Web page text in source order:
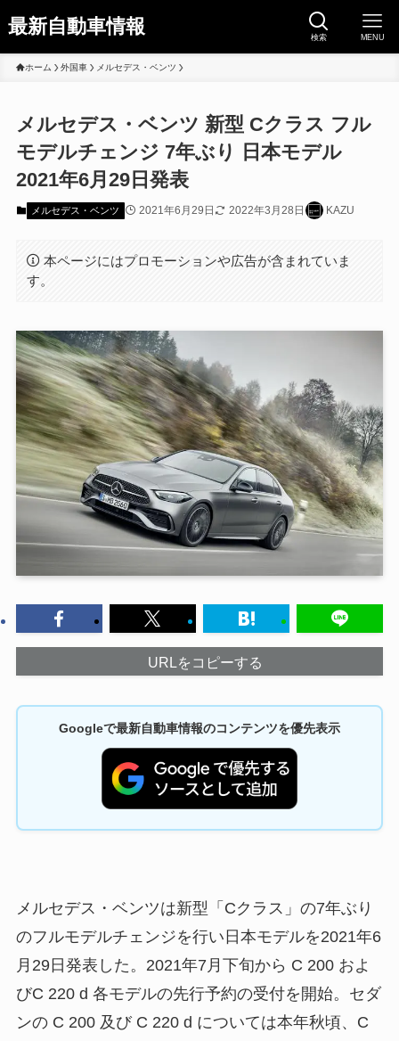
最新自動車情報 検索 MENU
ホーム 外国車 メルセデス・ベンツ
メルセデス・ベンツ 新型 Cクラス フル
モデルチェンジ 7年ぶり 日本モデル
2021年6月29日発表
メルセデス・ベンツ 2021年6月29日 2022年3月28日 KAZU
本ページにはプロモーションや広告が含まれていま
す。
URLをコピーする
Googleで最新自動車情報のコンテンツを優先表示
メルセデス・ベンツは新型「Cクラス」の7年ぶり
のフルモデルチェンジを行い日本モデルを2021年6
月29日発表した。2021年7月下旬から C 200 およ
びC 220 d 各モデルの先行予約の受付を開始。セダ
ンの C 200 及び C 220 d については本年秋頃、C